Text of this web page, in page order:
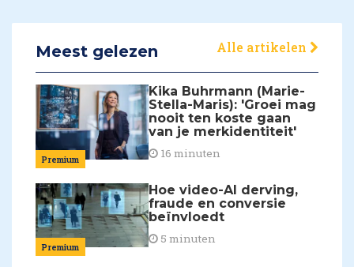
Meest gelezen Alle artikelen
Premium
Kika Buhrmann (Marie-
Stella-Maris): 'Groei mag
nooit ten koste gaan
van je merkidentiteit'
16 minuten
Premium
Hoe video-AI derving,
fraude en conversie
beïnvloedt
5 minuten